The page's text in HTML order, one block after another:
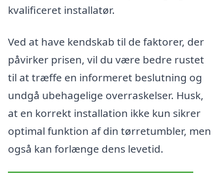
kvalificeret installatør.
Ved at have kendskab til de faktorer, der
påvirker prisen, vil du være bedre rustet
til at træffe en informeret beslutning og
undgå ubehagelige overraskelser. Husk,
at en korrekt installation ikke kun sikrer
optimal funktion af din tørretumbler, men
også kan forlænge dens levetid.